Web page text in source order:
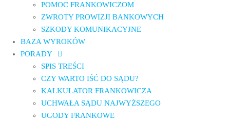
POMOC FRANKOWICZOM
ZWROTY PROWIZJI BANKOWYCH
SZKODY KOMUNIKACYJNE
BAZA WYROKÓW
PORADY
SPIS TREŚCI
CZY WARTO IŚĆ DO SĄDU?
KALKULATOR FRANKOWICZA
UCHWAŁA SĄDU NAJWYŻSZEGO
UGODY FRANKOWE